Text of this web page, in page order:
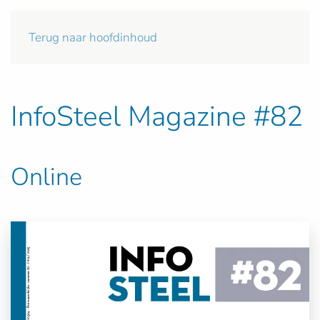
Terug naar hoofdinhoud
InfoSteel Magazine #82
Online